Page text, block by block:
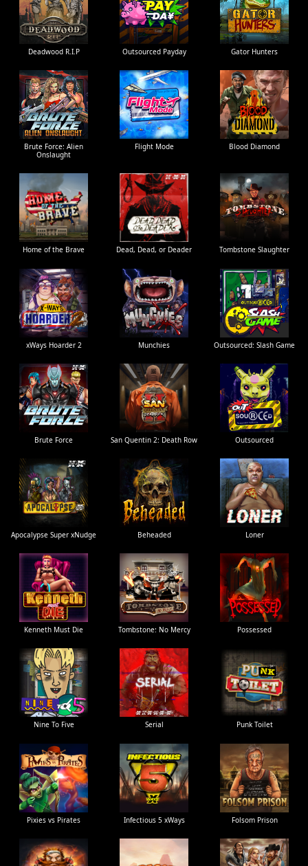
Deadwood R.I.P Outsourced Payday Gator Hunters
Brute Force: Alien
Onslaught
Flight Mode Blood Diamond
Home of the Brave Dead, Dead, or Deader Tombstone Slaughter
xWays Hoarder 2 Munchies Outsourced: Slash Game
Brute Force San Quentin 2: Death Row Outsourced
Apocalypse Super xNudge Beheaded Loner
Kenneth Must Die Tombstone: No Mercy Possessed
Nine To Five Serial Punk Toilet
Pixies vs Pirates Infectious 5 xWays Folsom Prison